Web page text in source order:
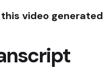
video